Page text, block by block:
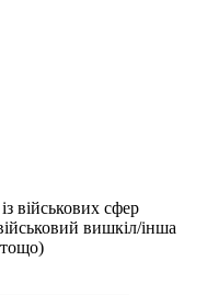
військових сфер
вишкіл/інша
тощо)